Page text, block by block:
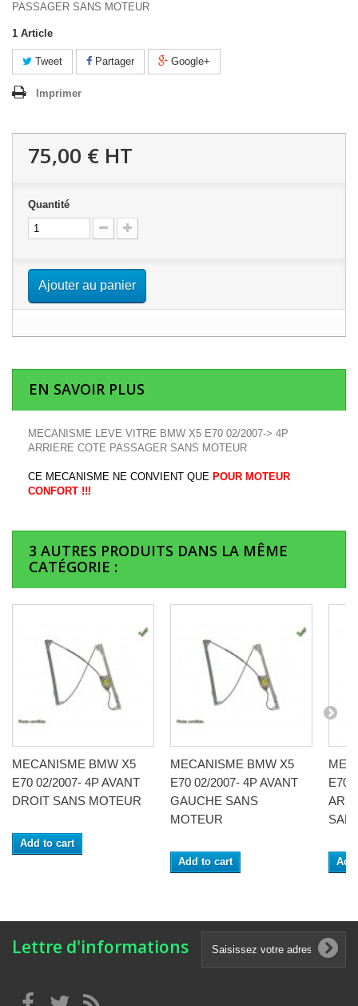
PASSAGER SANS MOTEUR
1 Article
Tweet Partager Google+
Imprimer
75,00 € HT
Quantité
Ajouter au panier
EN SAVOIR PLUS
MECANISME LEVE VITRE BMW X5 E70 02/2007-> 4P
ARRIERE COTE PASSAGER SANS MOTEUR
CE MECANISME NE CONVIENT QUE POUR MOTEUR
CONFORT !!!
3 AUTRES PRODUITS DANS LA MÊME
CATÉGORIE :
MECANISME BMW X5
E70 02/2007- 4P AVANT
DROIT SANS MOTEUR
Add to cart
MECANISME BMW X5
E70 02/2007- 4P AVANT
GAUCHE SANS
MOTEUR
Add to cart
E70
Lettre d'informations